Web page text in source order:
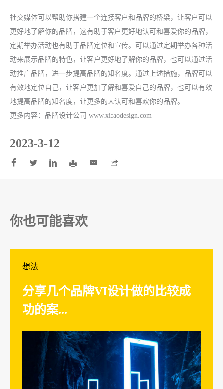
社交媒体可以帮助你搭建一个连接客户和品牌的桥梁，让客户可以
更好地了解你的品牌，这有助于客户更好地认可和喜爱你的品牌，
定期举办活动也有助于品牌定位和宣传。可以通过定期举办各种活
动来展示品牌的特色，让客户更好地了解你的品牌，也可以通过活
动推广品牌，进一步提高品牌的知名度。通过上述措施，品牌可以
有效地定位自己，让客户更加了解和喜爱自己的品牌，也可以有效
地提高品牌的知名度，让更多的人认可和喜欢你的品牌。
更多内容： 品牌设计公司 www.xicaodesign.com
2023-3-12
     
你也可能喜欢
想法
分享几个品牌VI设计做的比较成
功的案...